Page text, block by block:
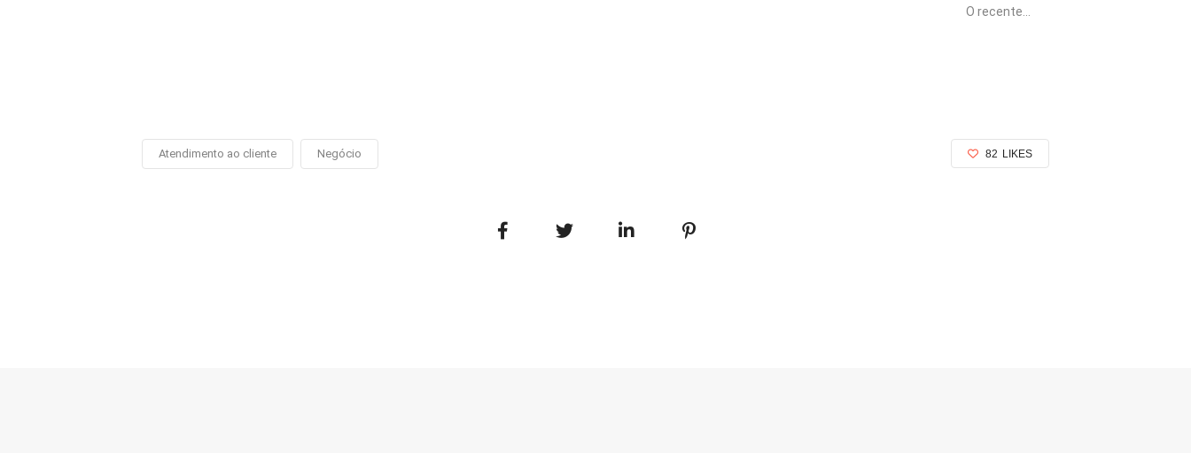
O recente...
Atendimento ao cliente Negócio 82 LIKES